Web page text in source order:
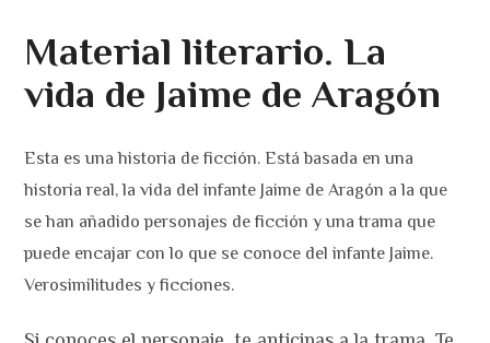
Material literario. La
vida de Jaime de Aragón
Esta es una historia de ficción. Está basada en una
historia real, la vida del infante Jaime de Aragón a la que
se han añadido personajes de ficción y una trama que
puede encajar con lo que se conoce del infante Jaime.
Verosimilitudes y ficciones.